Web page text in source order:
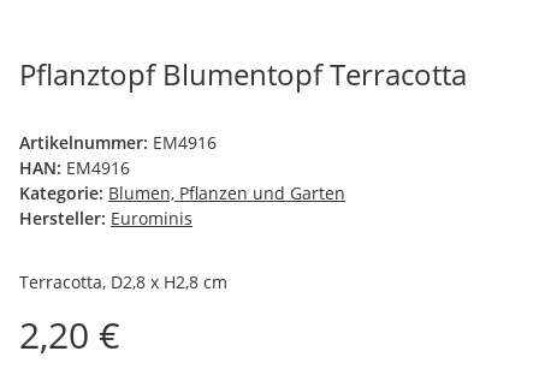
Pflanztopf Blumentopf Terracotta
Artikelnummer: EM4916
HAN: EM4916
Kategorie: Blumen, Pflanzen und Garten
Hersteller: Eurominis
Terracotta, D2,8 x H2,8 cm
2,20 €